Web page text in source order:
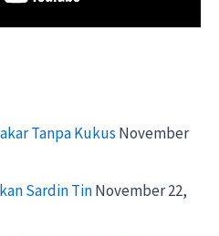
Tanpa Kukus November
Sardin TinNovember 22,